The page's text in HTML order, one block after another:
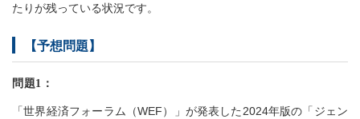
たりが残っている状況です。
【予想問題】
問題1：
「世界経済フォーラム（WEF）」が発表した2024年版の「ジェン